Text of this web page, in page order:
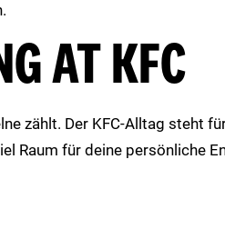
AT KFC
zählt. Der KFC-Alltag steht
Raum für deine persönliche